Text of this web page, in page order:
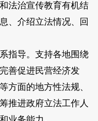
法治宣传教育有机结
、介绍立法情况、回
指导。 支持各地围绕
善促进民营经济发
方面的地方性法规、
推进政府立法工作人